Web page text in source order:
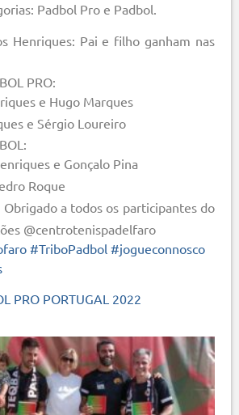
Padbol Pro e Padbol.
Henriques: Pai e filho ganham nas
PRO:
e Hugo Marques
e Sérgio Loureiro
e Gonçalo Pina
Roque
Obrigado a todos os participantes do
@centrotenispadelfaro
#TriboPadbol #jogueconnosco
PRO PORTUGAL 2022